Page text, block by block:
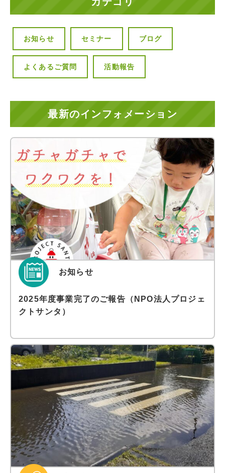
お知らせ セミナー ブログ
よくあるご質問 活動報告
最新のインフォメーション
お知らせ
2025年度事業完了のご報告（NPO法人プロジェ
クトサンタ）